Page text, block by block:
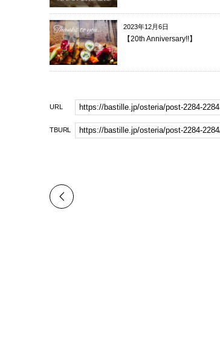
2023年12月6日
【20th Anniversary!!】
URL
TBURL